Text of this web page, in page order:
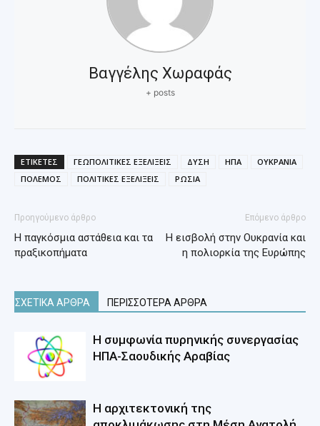
Βαγγέλης Χωραφάς
+ posts
ΕΤΙΚΕΤΕΣ ΓΕΩΠΟΛΙΤΙΚΕΣ ΕΞΕΛΙΞΕΙΣ ΔΥΣΗ ΗΠΑ
ΟΥΚΡΑΝΙΑ
ΠΟΛΕΜΟΣ
ΠΟΛΙΤΙΚΕΣ ΕΞΕΛΙΞΕΙΣ ΡΩΣΙΑ
Προηγούμενο άρθρο
H παγκόσμια αστάθεια και τα
πραξικοπήματα
Επόμενο άρθρο
Η εισβολή στην Ουκρανία και
η πολιορκία της Ευρώπης
ΣΧΕΤΙΚΑ ΑΡΘΡΑ ΠΕΡΙΣΣΟΤΕΡΑ ΑΡΘΡΑ
Η συμφωνία πυρηνικής συνεργασίας
ΗΠΑ-Σαουδικής Αραβίας
Η αρχιτεκτονική της